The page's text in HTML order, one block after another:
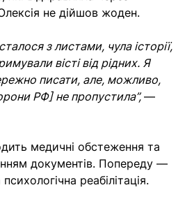
не дійшов жоден.
з листами, чула історії,
вісті від рідних. Я
писати, але, можливо,
РФ] не пропустила”, —
медичні обстеження та
документів. Попереду —
реабілітація.